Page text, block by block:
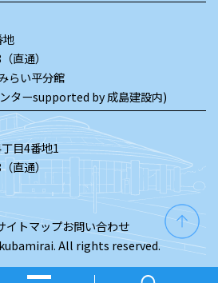
地
直通）
らい平分館
ターsupported by 成島建設内)
目4番地1
直通）
イトマップお問い合わせ
All rights reserved.